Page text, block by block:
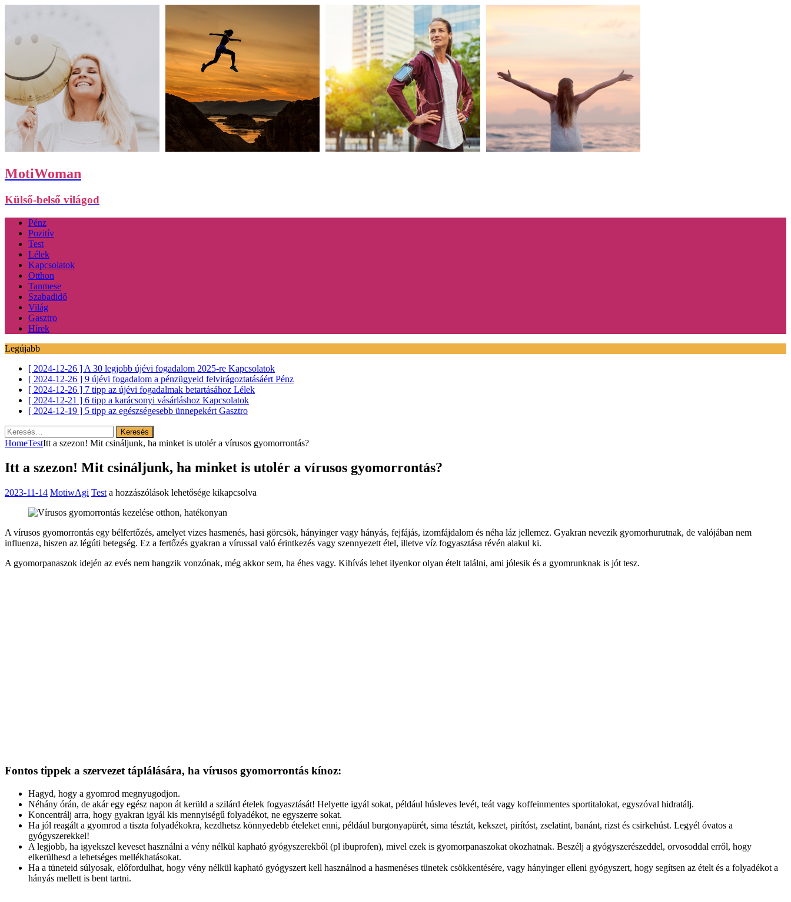
MotiWoman
Külső-belső világod
Pénz
Pozitív
Test
Lélek
Kapcsolatok
Otthon
Tanmese
Szabadidő
Világ
Gasztro
Hírek
Legújabb
[ 2024-12-26 ] A 30 legjobb újévi fogadalom 2025-re Kapcsolatok
[ 2024-12-26 ] 9 újévi fogadalom a pénzügyeid felvirágoztatásáért Pénz
[ 2024-12-26 ] 7 tipp az újévi fogadalmak betartásához Lélek
[ 2024-12-21 ] 6 tipp a karácsonyi vásárláshoz Kapcsolatok
[ 2024-12-19 ] 5 tipp az egészségesebb ünnepekért Gasztro
Keresés:
HomeTestItt a szezon! Mit csináljunk, ha minket is utolér a vírusos gyomorrontás?
Itt a szezon! Mit csináljunk, ha minket is utolér a vírusos gyomorrontás?
2023-11-14 MotiwAgi Test Itt
szezon!
csináljunk,
ha
is
a hozzászólások lehetősége kikapcsolva
A vírusos gyomorrontás egy bélfertőzés, amelyet vizes hasmenés, hasi görcsök, hányinger vagy hányás, fejfájás, izomfájdalom és néha láz jellemez. Gyakran nevezik gyomorhurutnak, de valójában nem
influenza, hiszen az légúti betegség. Ez a fertőzés gyakran a vírussal való érintkezés vagy szennyezett étel, illetve víz fogyasztása révén alakul ki.
A gyomorpanaszok idején az evés nem hangzik vonzónak, még akkor sem, ha éhes vagy. Kihívás lehet ilyenkor olyan ételt találni, ami jólesik és a gyomrunknak is jót tesz.
Fontos tippek a szervezet táplálására, ha vírusos gyomorrontás kínoz:
Hagyd, hogy a gyomrod megnyugodjon.
Néhány órán, de akár egy egész napon át kerüld a szilárd ételek fogyasztását! Helyette igyál sokat, például húsleves levét, teát vagy koffeinmentes sportitalokat, egyszóval hidratálj.
Koncentrálj arra, hogy gyakran igyál kis mennyiségű folyadékot, ne egyszerre sokat.
Ha jól reagált a gyomrod a tiszta folyadékokra, kezdhetsz könnyedebb ételeket enni, például burgonyapürét, sima tésztát, kekszet, pirítóst, zselatint, banánt, rizst és csirkehúst. Legyél óvatos a
gyógyszerekkel!
A legjobb, ha igyekszel keveset használni a vény nélkül kapható gyógyszerekből (pl ibuprofen), mivel ezek is gyomorpanaszokat okozhatnak. Beszélj a gyógyszerészeddel, orvosoddal erről, hogy
elkerülhesd a lehetséges mellékhatásokat.
Ha a tüneteid súlyosak, előfordulhat, hogy vény nélkül kapható gyógyszert kell használnod a hasmenéses tünetek csökkentésére, vagy hányinger elleni gyógyszert, hogy segítsen az ételt és a folyadékot a
hányás mellett is bent tartni.